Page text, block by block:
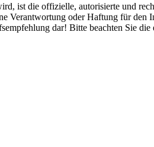
ist die offizielle, autorisierte und
Verantwortung oder Haftung für
dar! Bitte beachten Sie